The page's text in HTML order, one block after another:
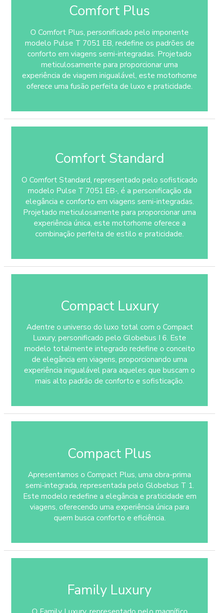
Comfort Plus
O Comfort Plus, personificado pelo imponente
modelo Pulse T 7051 EB, redefine os padrões de
conforto em viagens semi-integradas. Projetado
meticulosamente para proporcionar uma
experiência de viagem inigualável, este motorhome
oferece uma fusão perfeita de luxo e praticidade.
Comfort Standard
O Comfort Standard, representado pelo sofisticado
modelo Pulse T 7051 EB-, é a personificação da
elegância e conforto em viagens semi-integradas.
Projetado meticulosamente para proporcionar uma
experiência única, este motorhome oferece a
combinação perfeita de estilo e praticidade.
Compact Luxury
Adentre o universo do luxo total com o Compact
Luxury, personificado pelo Globebus I 6. Este
modelo totalmente integrado redefine o conceito
de elegância em viagens, proporcionando uma
experiência inigualável para aqueles que buscam o
mais alto padrão de conforto e sofisticação.
Compact Plus
Apresentamos o Compact Plus, uma obra-prima
semi-integrada, representada pelo Globebus T 1.
Este modelo redefine a elegância e praticidade em
viagens, oferecendo uma experiência única para
quem busca conforto e eficiência.
Family Luxury